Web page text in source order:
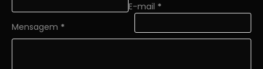
E-mail *
Mensagem *